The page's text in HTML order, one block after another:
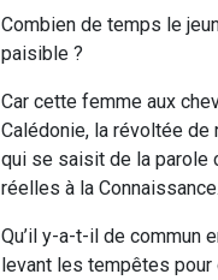
Combien de temps le
paisible ?
Car cette femme aux
Calédonie, la révoltée de
qui se saisit de la parole
réelles à la
Qu’il y-a-t-il de commun
levant les tempêtes pour